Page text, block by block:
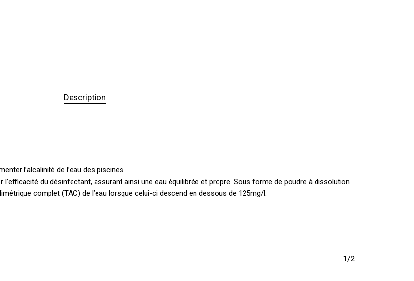
Description
l’alcalinité de l’eau des piscines.
l’efficacité du désinfectant, assurant ainsi une eau équilibrée et propre. Sous forme de poudre à dissolution
complet (TAC) de l’eau lorsque celui-ci descend en dessous de 125mg/l.
1/2